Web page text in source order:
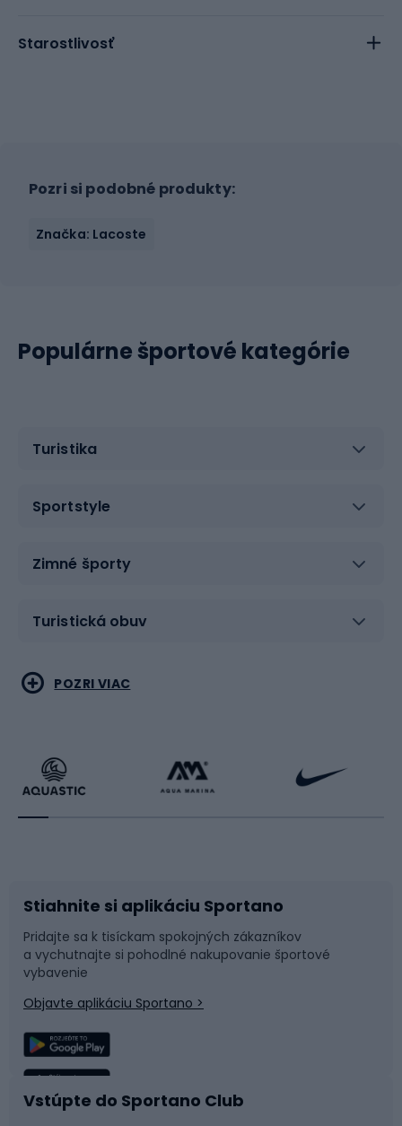
Starostlivosť
Pozri si podobné produkty:
Značka: Lacoste
Populárne športové kategórie
Turistika
Sportstyle
Zimné športy
Turistická obuv
Vodné športy
Beh
Príslušenstvo k bicyklom
Časti bicyklov
Rybolov
Bojové umenia
Raketové športy
Sane a kĺzačky
Snowboard
Plávanie
POZRI VIAC
Stiahnite si aplikáciu Sportano
Pridajte sa k tisíckam spokojných zákazníkov
a vychutnajte si pohodlné nakupovanie športové
vybavenie
Objavte aplikáciu Sportano >
Vstúpte do Sportano Club